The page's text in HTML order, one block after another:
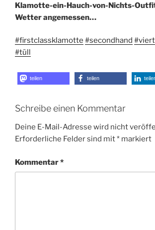
Klamotte-ein-Hauch-von-Nichts-
Wetter angemessen…
#firstclassklamotte #secondhand
#tüll
teilen teilen
Schreibe einen Kommentar
Deine E-Mail-Adresse wird nicht
Erforderliche Felder sind mit* markiert
Kommentar*